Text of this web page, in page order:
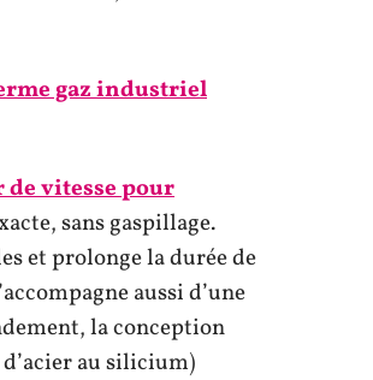
gaz industriel
vitesse pour
sans gaspillage.
et prolonge la durée de
aussi d’une
la conception
au silicium)